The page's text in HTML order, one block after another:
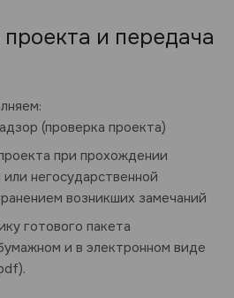
и передача
(проверка проекта)
при прохождении
негосударственной
возникших замечаний
готового пакета
и в электронном виде